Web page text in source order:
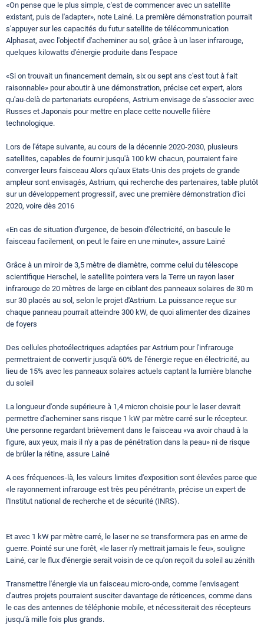
«On pense que le plus simple, c'est de commencer avec un satellite
existant, puis de l'adapter», note Lainé. La première démonstration pourrait
s'appuyer sur les capacités du futur satellite de télécommunication
Alphasat, avec l'objectif d'acheminer au sol, grâce à un laser infrarouge,
quelques kilowatts d'énergie produite dans l'espace
«Si on trouvait un financement demain, six ou sept ans c'est tout à fait
raisonnable» pour aboutir à une démonstration, précise cet expert, alors
qu'au-delà de partenariats européens, Astrium envisage de s'associer avec
Russes et Japonais pour mettre en place cette nouvelle filière
technologique.
Lors de l'étape suivante, au cours de la décennie 2020-2030, plusieurs
satellites, capables de fournir jusqu'à 100 kW chacun, pourraient faire
converger leurs faisceau Alors qu'aux Etats-Unis des projets de grande
ampleur sont envisagés, Astrium, qui recherche des partenaires, table plutôt
sur un développement progressif, avec une première démonstration d'ici
2020, voire dès 2016
«En cas de situation d'urgence, de besoin d'électricité, on bascule le
faisceau facilement, on peut le faire en une minute», assure Lainé
Grâce à un miroir de 3,5 mètre de diamètre, comme celui du télescope
scientifique Herschel, le satellite pointera vers la Terre un rayon laser
infrarouge de 20 mètres de large en ciblant des panneaux solaires de 30 m
sur 30 placés au sol, selon le projet d'Astrium. La puissance reçue sur
chaque panneau pourrait atteindre 300 kW, de quoi alimenter des dizaines
de foyers
Des cellules photoélectriques adaptées par Astrium pour l'infrarouge
permettraient de convertir jusqu'à 60% de l'énergie reçue en électricité, au
lieu de 15% avec les panneaux solaires actuels captant la lumière blanche
du soleil
La longueur d'onde supérieure à 1,4 micron choisie pour le laser devrait
permettre d'acheminer sans risque 1 kW par mètre carré sur le récepteur.
Une personne regardant brièvement dans le faisceau «va avoir chaud à la
figure, aux yeux, mais il n'y a pas de pénétration dans la peau» ni de risque
de brûler la rétine, assure Lainé
A ces fréquences-là, les valeurs limites d'exposition sont élevées parce que
«le rayonnement infrarouge est très peu pénétrant», précise un expert de
l'Institut national de recherche et de sécurité (INRS).
Et avec 1 kW par mètre carré, le laser ne se transformera pas en arme de
guerre. Pointé sur une forêt, «le laser n'y mettrait jamais le feu», souligne
Lainé, car le flux d'énergie serait voisin de ce qu'on reçoit du soleil au zénith
Transmettre l'énergie via un faisceau micro-onde, comme l'envisagent
d'autres projets pourraient susciter davantage de réticences, comme dans
le cas des antennes de téléphonie mobile, et nécessiterait des récepteurs
jusqu'à mille fois plus grands.